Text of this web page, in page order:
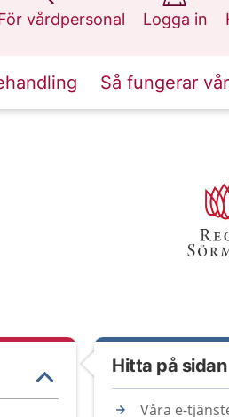
vårdpersonal
Logga in
Så fungerar
Hitta på sidan
Våra e-